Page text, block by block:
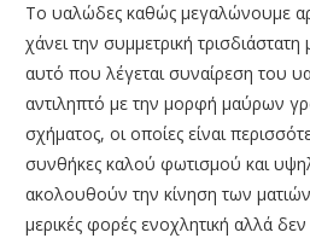
ΤΜΗΜΑ ΦΛΕΓΜΟΝΩΝ – ΡΑΓΟΕΙΔΙΤΙΔΑΣ
ΤΜΗΜΑ ΟΦΘΑΛΜΟΛΟΓΙΚΟΥ CHECK UP
ΤΜΗΜΑ ΕΚΠΑΙΔΕΥΣΗΣ & ΕΡΕΥΝΑΣ
ΠΑΘΗΣΕΙΣ
ΣΥΓΧΡΟΝΟΣ ΕΞΟΠΛΙΣΜΟΣ
Το υαλώδες καθώς μεγαλώνουμε
χάνει την συμμετρική
αυτό που λέγεται συναίρεση του
αντιληπτό με την μορφή μαύρων
σχήματος, οι οποίες είναι
συνθήκες καλού φωτισμού και
ακολουθούν την κίνηση των
μερικές φορές ενοχλητική αλλά